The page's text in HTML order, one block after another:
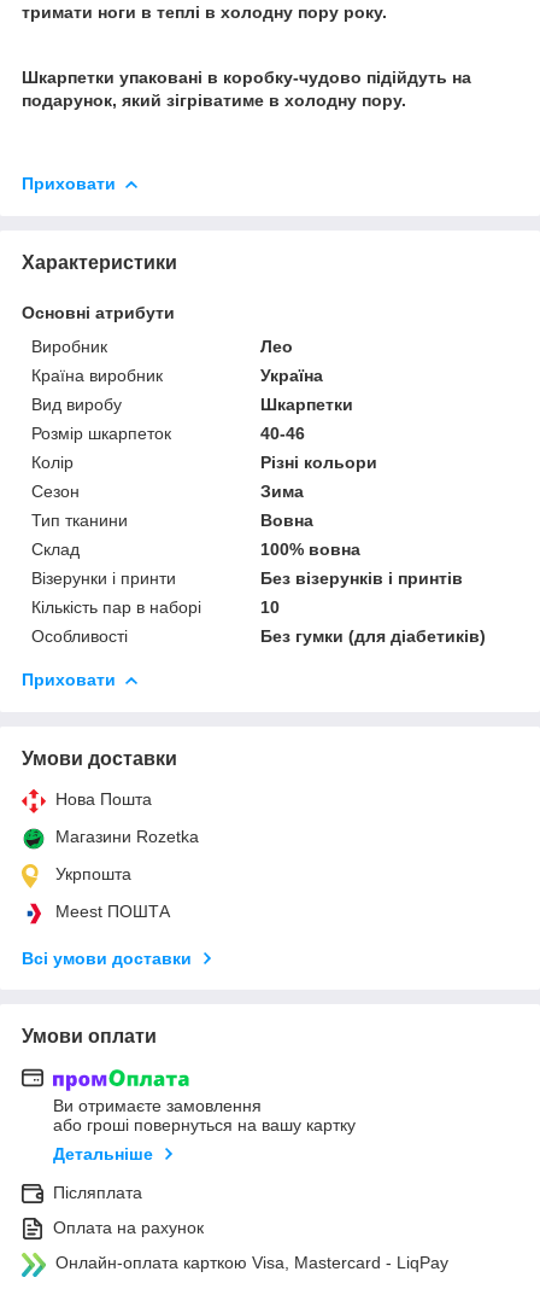
тримати ноги в теплі в холодну пору року.
Шкарпетки упаковані в коробку-чудово підійдуть на
подарунок, який зігріватиме в холодну пору.
Приховати
Характеристики
Основні атрибути
Виробник
Лео
Країна виробник
Україна
Вид виробу
Шкарпетки
Розмір шкарпеток
40-46
Колір
Різні кольори
Сезон
Зима
Тип тканини
Вовна
Склад
100% вовна
Візерунки і принти
Без візерунків і принтів
Кількість пар в наборі
10
Особливості
Без гумки (для діабетиків)
Приховати
Умови доставки
Нова Пошта
Магазини Rozetka
Укрпошта
Meest ПОШТА
Всі умови доставки
Умови оплати
Ви отримаєте замовлення
або гроші повернуться на вашу картку
Детальніше
Післяплата
Оплата на рахунок
Онлайн-оплата карткою Visa, Mastercard - LiqPay